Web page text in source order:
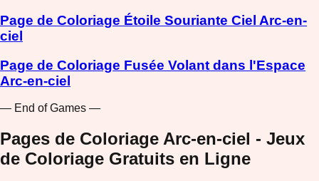
Page de Coloriage Étoile Souriante Ciel Arc-en-
ciel
Page de Coloriage Fusée Volant dans l'Espace
Arc-en-ciel
— End of Games —
Pages de Coloriage Arc-en-ciel - Jeux
de Coloriage Gratuits en Ligne